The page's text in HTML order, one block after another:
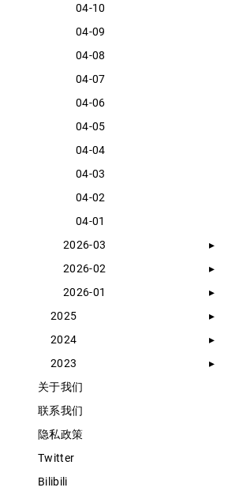
04-10
04-09
04-08
04-07
04-06
04-05
04-04
04-03
04-02
04-01
2026-03
2026-02
2026-01
2025
2024
2023
关于我们
联系我们
隐私政策
Twitter
Bilibili